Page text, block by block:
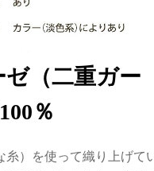
（二重ガー
％
糸）を使って織り上げ